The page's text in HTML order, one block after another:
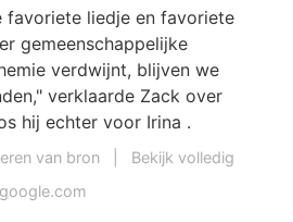
favoriete liedje en favoriete
gemeenschappelijke
verdwijnt, blijven we
verklaarde Zack over
hij echter voor Irina .
van bron
Bekijk volledig